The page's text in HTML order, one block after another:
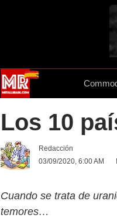
Los 10
Redacción
03/09/2020, 6:00 AM
Cuando se trata de
temores…